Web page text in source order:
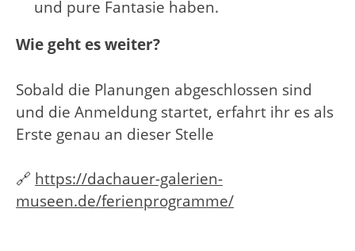
und pure Fantasie haben.
Wie geht es weiter?
Sobald die Planungen abgeschlossen sind
und die Anmeldung startet, erfahrt ihr es als
Erste genau an dieser Stelle
🔗 https://dachauer-galerien-
museen.de/ferienprogramme/